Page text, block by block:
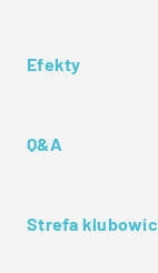
Efekty
Q&A
Strefa